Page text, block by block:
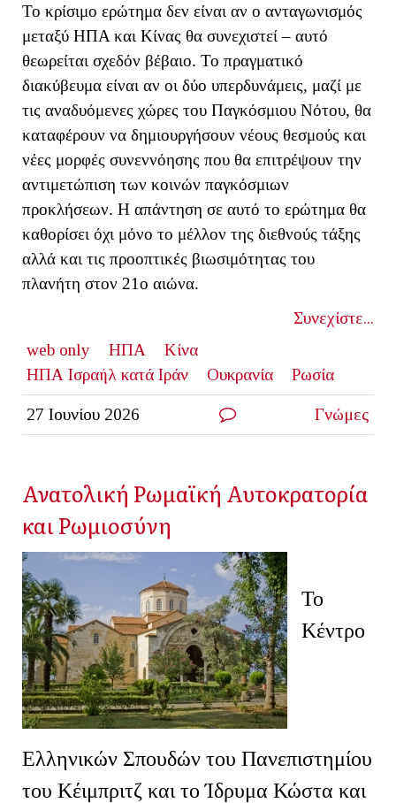
Το κρίσιμο ερώτημα δεν είναι αν ο ανταγωνισμός
μεταξύ ΗΠΑ και Κίνας θα συνεχιστεί – αυτό
θεωρείται σχεδόν βέβαιο. Το πραγματικό
διακύβευμα είναι αν οι δύο υπερδυνάμεις, μαζί με
τις αναδυόμενες χώρες του Παγκόσμιου Νότου, θα
καταφέρουν να δημιουργήσουν νέους θεσμούς και
νέες μορφές συνεννόησης που θα επιτρέψουν την
αντιμετώπιση των κοινών παγκόσμιων
προκλήσεων. Η απάντηση σε αυτό το ερώτημα θα
καθορίσει όχι μόνο το μέλλον της διεθνούς τάξης
αλλά και τις προοπτικές βιωσιμότητας του
πλανήτη στον 21ο αιώνα.
Συνεχίστε...
web only
ΗΠΑ
Κίνα
ΗΠΑ Ισραήλ κατά Ιράν
Ουκρανία Ρωσία
27 Ιουνίου 2026 Γνώμες
Ανατολική Ρωμαϊκή Αυτοκρατορία
και Ρωμιοσύνη
Το
Κέντρο
Ελληνικών Σπουδών του Πανεπιστημίου
του Κέιμπριτζ και το Ίδρυμα Κώστα και